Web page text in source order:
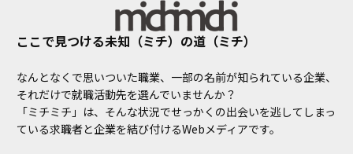
ここで見つける未知（ミチ）の道（ミチ）
なんとなくで思いついた職業、一部の名前が知られている企業、
それだけで就職活動先を選んでいませんか？
「ミチミチ」は、そんな状況でせっかくの出会いを逃してしまっ
ている求職者と企業を結び付けるWebメディアです。